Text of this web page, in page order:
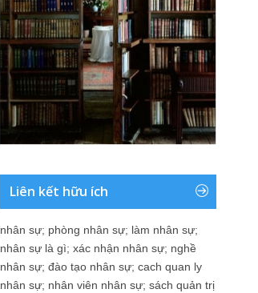
Liên kết hữu ích
nhân sự; phòng nhân sự; làm nhân sự;
nhân sự là gì; xác nhận nhân sự; nghề
nhân sự; đào tạo nhân sự; cach quan ly
nhân sự; nhân viên nhân sự; sách quản trị